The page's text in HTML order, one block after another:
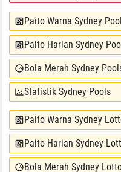
Paito Warna Sydney
Paito Harian Sydney
Bola Merah Sydney
Statistik Sydney Pools
Paito Warna Sydney
Paito Harian Sydney
Bola Merah Sydney